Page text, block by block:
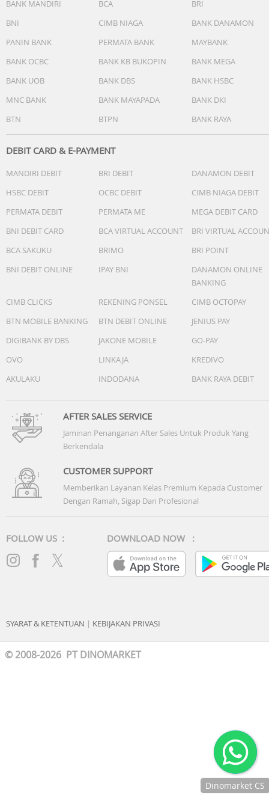
1. Lepaskan tutup pelindung
2. Hidupkan TDS meter
maksimum (+/- 2 inci)
4. Tunggu sampai angka pada layar stabil. TDS/EC meter
pembacaan stabil (30 sampai 45 detik), tekan tombol
untuk menghentikan pengukuran sehingga angka tetap
5. Tekan tombol MODE untuk berpindah antara
pengukuran TDS dan EC dan C dan F.
5. Setelah penggunaan, keringkan TDS/EC meter dari sisa
Perhatian:
mencelup melampaui batas max. Unit ini tidak kedap air.
- Jangan menyimpan TDS meter pada suhu tinggi atau
terkena sinar matahari langsung. Hal ini akan
BANK MANDIRI BCA
BRI
BNI
CIMB NIAGA
BANK DANAMON
PANIN BANK
PERMATA BANK
MAYBANK
BANK OCBC
BANK KB BUKOPIN
BANK MEGA
BANK UOB
BANK DBS
BANK HSBC
MNC BANK
BANK MAYAPADA
BANK DKI
BTN
BTPN BANK RAYA
DEBIT CARD & E-PAYMENT
MANDIRI DEBIT BRI DEBIT
DANAMON DEBIT
HSBC DEBIT
OCBC DEBIT
CIMB NIAGA DEBIT
PERMATA DEBIT
PERMATA ME
MEGA DEBIT CARD
BNI DEBIT CARD
BCA VIRTUAL ACCOUNT
BRI VIRTUAL
BCA SAKUKU
BRIMO
BRI POINT
BNI DEBIT ONLINE
IPAY BNI
DANAMON ONLINE
BANKING
CIMB CLICKS
REKENING PONSEL
CIMB OCTOPAY
BTN MOBILE BANKING
BTN DEBIT ONLINE
JENIUS PAY
DIGIBANK BY DBS
JAKONE MOBILE
GO-PAY
OVO
LINKAJA
KREDIVO
AKULAKU
INDODANA BANK RAYA DEBIT
AFTER SALES SERVICE
Jaminan Penanganan After Sales Untuk Produk Yang
Berkendala
CUSTOMER SUPPORT
Memberikan Layanan Kelas Premium Kepada Customer
Dengan Ramah, Sigap Dan Profesional
FOLLOW US : DOWNLOAD NOW :
SYARAT & KETENTUAN | KEBIJAKAN PRIVASI
© 2008-2026 PT DINOMARKET
Dinomarket CS